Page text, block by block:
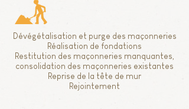
Dévégétalisation et purge des maçonneries
Réalisation de fondations
Restitution des maçonneries manquantes,
consolidation des maçonneries existantes
Reprise de la tête de mur
Rejointement